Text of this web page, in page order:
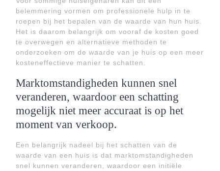
belemmering vormen om professionele hulp in te
roepen bij het bepalen van de waarde van hun huis.
Het is daarom belangrijk om vooraf de kosten goed
te overwegen en alternatieve methoden te
onderzoeken om de waarde van je huis op een meer
kosteneffectieve manier te schatten.
Marktomstandigheden kunnen snel
veranderen, waardoor een schatting
mogelijk niet meer accuraat is op het
moment van verkoop.
Een belangrijk nadeel bij het schatten van de
waarde van een huis is dat marktomstandigheden
snel kunnen veranderen, waardoor een initiële